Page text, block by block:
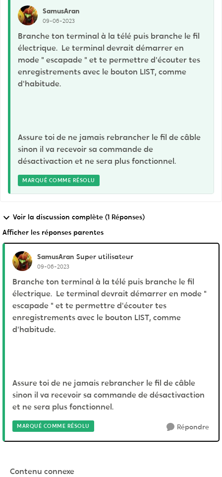
SamusAran
09-06-2023
Branche ton terminal à la télé puis branche le fil
électrique. Le terminal devrait démarrer en
mode " escapade " et te permettre d'écouter tes
enregistrements avec le bouton LIST, comme
d'habitude.
Assure toi de ne jamais rebrancher le fil de câble
sinon il va recevoir sa commande de
désactivaction et ne sera plus fonctionnel.
MARQUÉ COMME RÉSOLU
Voir la discussion complète (1 Réponses)
Afficher les réponses parentes
SamusAran Super utilisateur
09-06-2023
Branche ton terminal à la télé puis branche le fil
électrique. Le terminal devrait démarrer en mode "
escapade " et te permettre d'écouter tes
enregistrements avec le bouton LIST, comme
d'habitude.
Assure toi de ne jamais rebrancher le fil de câble
sinon il va recevoir sa commande de désactivaction
et ne sera plus fonctionnel.
MARQUÉ COMME RÉSOLU Répondre
Contenu connexe